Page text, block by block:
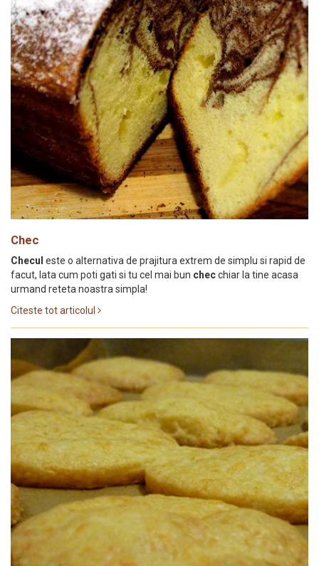
Chec
Checul este o alternativa de prajitura extrem de simplu si rapid de
facut, Iata cum poti gati si tu cel mai bun checchiar la tine acasa
urmand reteta noastra simpla!
Citeste tot articolul